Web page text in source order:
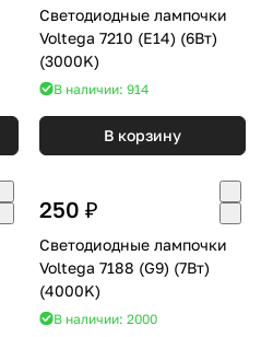
Светодиодные лампочки
Voltega 7210 (E14) (6Вт)
(3000K)
В наличии: 914
В корзину
250 ₽
Светодиодные лампочки
Voltega 7188 (G9) (7Вт)
(4000K)
В наличии: 2000